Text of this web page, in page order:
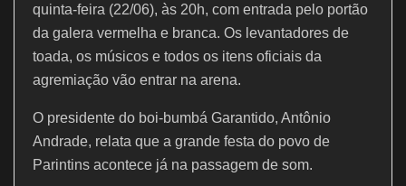
quinta-feira (22/06), às 20h, com entrada pelo portão
da galera vermelha e branca. Os levantadores de
toada, os músicos e todos os itens oficiais da
agremiação vão entrar na arena.
O presidente do boi-bumbá Garantido, Antônio
Andrade, relata que a grande festa do povo de
Parintins acontece já na passagem de som.